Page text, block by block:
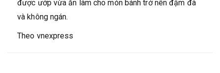
được ướp vừa ăn làm cho món bánh trở nên đậm đà
và không ngán.
Theo vnexpress